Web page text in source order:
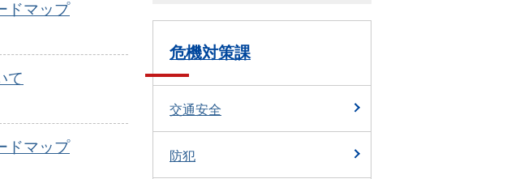
ドマップ
て
ドマップ
危機対策課
交通安全
防犯